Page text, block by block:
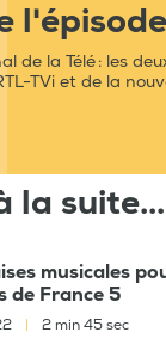
l'épisode
de la Télé : les
TVi et de la
la suite...
musicales
de France 5
2 min 45 sec